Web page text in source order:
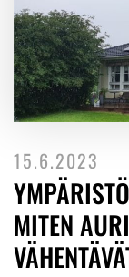
15.6.2023
MITEN